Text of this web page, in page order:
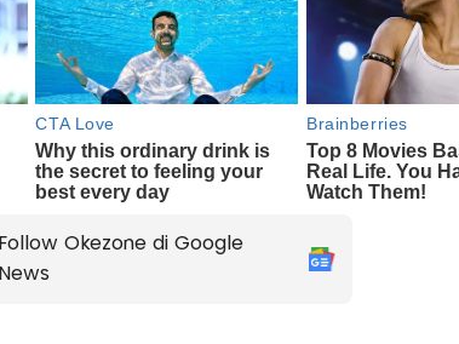
Follow Okezone di Google
News